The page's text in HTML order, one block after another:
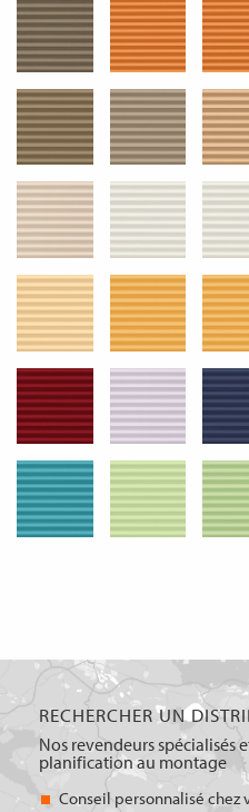
RECHERCHER UN
Nos revendeurs spécialisés
planification au montage
Conseil personnalisé chez